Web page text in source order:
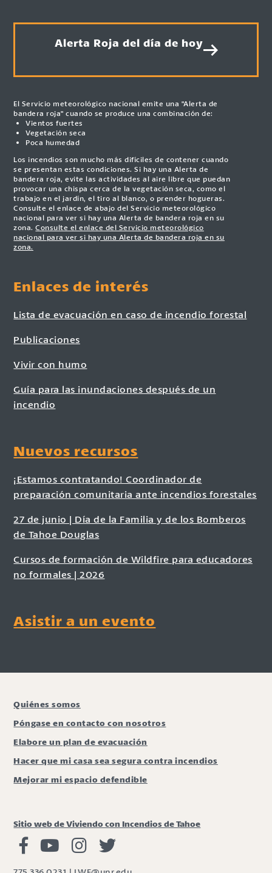
Alerta Roja del día de hoy
El Servicio meteorológico nacional emite una "Alerta de
bandera roja" cuando se produce una combinación de:
Vientos fuertes
Vegetación seca
Poca humedad
Los incendios son mucho más difíciles de contener cuando
se presentan estas condiciones. Si hay una Alerta de
bandera roja, evite las actividades al aire libre que puedan
provocar una chispa cerca de la vegetación seca, como el
trabajo en el jardín, el tiro al blanco, o prender hogueras.
Consulte el enlace de abajo del Servicio meteorológico
nacional para ver si hay una Alerta de bandera roja en su
zona.Consulte el enlace del Servicio meteorológico
nacional para ver si hay una Alerta de bandera roja en su
zona.
Enlaces de interés
Lista de evacuación en caso de incendio forestal
Publicaciones
Vivir con humo
Guía para las inundaciones después de un
incendio
Nuevos recursos
¡Estamos contratando! Coordinador de
preparación comunitaria ante incendios forestales
27 de junio | Día de la Familia y de los Bomberos
de Tahoe Douglas
Cursos de formación de Wildfire para educadores
no formales | 2026
Asistir a un evento
Quiénes somos
Póngase en contacto con nosotros
Elabore un plan de evacuación
Hacer que mi casa sea segura contra incendios
Mejorar mi espacio defendible
Sitio web de Viviendo con Incendios de Tahoe
Viviendo con Incendios Facebook
Vivir con fuego Youtube
Vivir con fuego Instagram